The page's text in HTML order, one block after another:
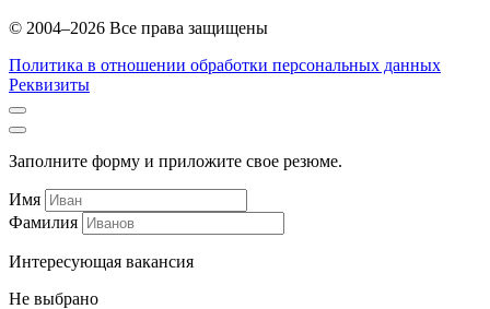
© 2004–2026 Все права защищены
Политика в отношении обработки персональных данных
Реквизиты
Заполните форму и приложите свое резюме.
Имя
Фамилия
Интересующая вакансия
Не выбрано